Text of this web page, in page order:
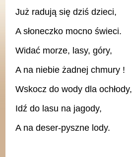
Już radują się dziś dzieci,
A słoneczko mocno świeci.
Widać morze, lasy, góry,
A na niebie żadnej chmury !
Wskocz do wody dla ochłody,
Idź do lasu na jagody,
A na deser-pyszne lody.